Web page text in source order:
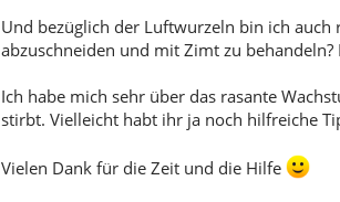
Und bezüglich der Luftwurzeln bin ich
abzuschneiden und mit Zimt zu
Ich habe mich sehr über das rasante
stirbt. Vielleicht habt ihr ja noch hilfreiche
Vielen Dank für die Zeit und die Hilfe